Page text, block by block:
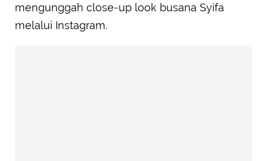
mengunggah close-up look busana Syifa
melalui Instagram.